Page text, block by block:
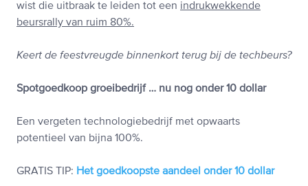
wist die uitbraak te leiden tot een indrukwekkende
beursrally van ruim 80%.
Keert de feestvreugde binnenkort terug bij de techbeurs?
Spotgoedkoop groeibedrijf … nu nog onder 10 dollar
Een vergeten technologiebedrijf met opwaarts
potentieel van bijna 100%.
GRATIS TIP: Het goedkoopste aandeel onder 10 dollar